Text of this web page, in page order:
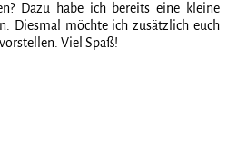
Dazu habe ich bereits eine kleine
Diesmal möchte ich zusätzlich euch
Viel Spaß!